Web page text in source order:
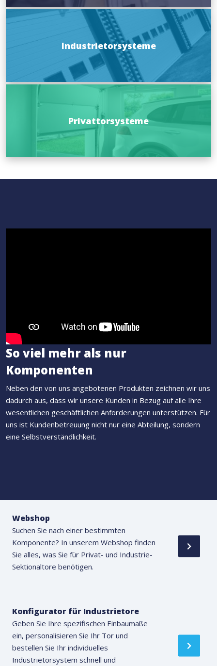
Industrietorsysteme
Privattorsysteme
So viel mehr als nur
Komponenten
Neben den von uns angebotenen Produkten zeichnen wir uns
dadurch aus, dass wir unsere Kunden in Bezug auf alle Ihre
wesentlichen geschäftlichen Anforderungen unterstützen. Für
uns ist Kundenbetreuung nicht nur eine Abteilung, sondern
eine Selbstverständlichkeit.
Webshop
Suchen Sie nach einer bestimmten
Komponente? In unserem Webshop finden
Sie alles, was Sie für Privat- und Industrie-
Sektionaltore benötigen.
Konfigurator für Industrietore
Geben Sie Ihre spezifischen Einbaumaße
ein, personalisieren Sie Ihr Tor und
bestellen Sie Ihr individuelles
Industrietorsystem schnell und